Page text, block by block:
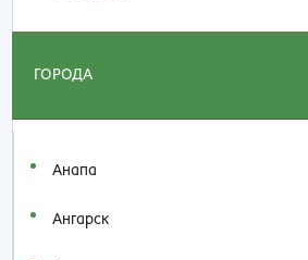
ГОРОДА
Анапа
Ангарск